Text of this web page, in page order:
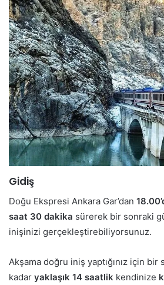
Gidiş
Doğu Ekspresi Ankara Gar’dan
saat 30 dakika sürerek bir sonraki
inişinizi gerçekleştirebiliyorsunuz.
Akşama doğru iniş yaptığınız için bir
kadar yaklaşık 14 saatlik kendinize